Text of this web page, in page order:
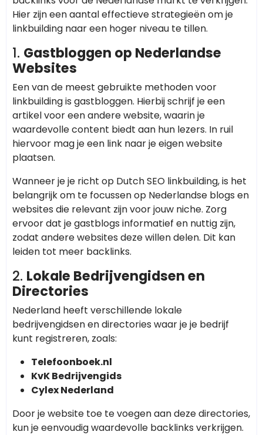
Hier zijn een aantal effectieve strategieën om je
linkbuilding naar een hoger niveau te tillen.
1. Gastbloggen op Nederlandse
Websites
Een van de meest gebruikte methoden voor
linkbuilding is gastbloggen. Hierbij schrijf je een
artikel voor een andere website, waarin je
waardevolle content biedt aan hun lezers. In ruil
hiervoor mag je een link naar je eigen website
plaatsen.
Wanneer je je richt op Dutch SEO linkbuilding, is het
belangrijk om te focussen op Nederlandse blogs en
websites die relevant zijn voor jouw niche. Zorg
ervoor dat je gastblogs informatief en nuttig zijn,
zodat andere websites deze willen delen. Dit kan
leiden tot meer backlinks.
2. Lokale Bedrijvengidsen en
Directories
Nederland heeft verschillende lokale
bedrijvengidsen en directories waar je je bedrijf
kunt registreren, zoals:
Telefoonboek.nl
KvK Bedrijvengids
Cylex Nederland
Door je website toe te voegen aan deze directories,
kun je eenvoudig waardevolle backlinks verkrijgen.